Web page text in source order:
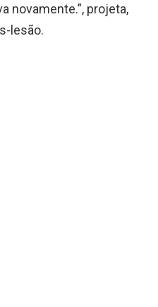
novamente.”, projeta,
lesão.